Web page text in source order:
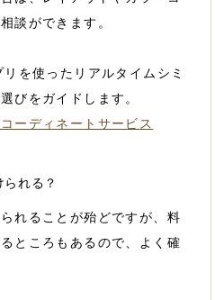
談ができます。
を使ったリアルタイムシミ
びをガイドします。
ーディネートサービス
れる？
れることが殆どですが、料
ところもあるので、よく確